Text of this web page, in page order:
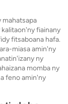
mahatsapa
fiainany
fitsaboana hafa.
miasa amin'ny
ny
momba ny
feno amin'ny